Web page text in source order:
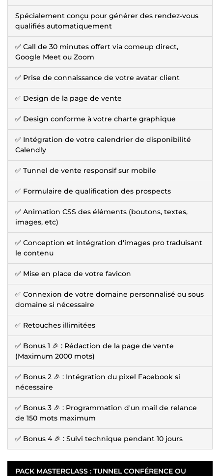
Spécialement conçu pour générer des rendez-vous
qualifiés automatiquement
✅ Call de 30 minutes offert via comeup direct,
Google Meet ou Zoom
✅ Prise de connaissance de votre avatar client
✅ Design de la page de vente
✅ Design conforme à votre charte graphique
✅ Intégration de votre calendrier de disponibilité
Calendly
✅ Tunnel de vente responsif sur mobile
✅ Formulaire de qualification des prospects
✅ Animation CSS des éléments (boutons, textes,
images, etc)
✅ Conception et intégration d'images pro traduisant
le contenu
✅ Mise en place de votre favicon
✅ Connexion de votre domaine personnalisé ou sous
domaine si nécessaire
✅ Retouches illimitées
✅ Bonus 1 🎉 : Rédaction de la page de vente
(Maximum 2000 mots)
✅ Bonus 2 🎉 : Intégration du pixel Facebook si
nécessaire
✅ Bonus 3 🎉 : Programmation d'un mail de relance
de 150 mots maximum
✅ Bonus 4 🎉 : Suivi technique pendant 10 jours
PACK MASTERCLASS : TUNNEL CONFÉRENCE OU